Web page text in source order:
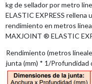
kg de sellador por metro
ELASTIC EXPRESS rellena
rendimiento en metros
MAXJOINT ® ELASTIC
Rendimiento (metros
junta (mm) * 1/Profundidad